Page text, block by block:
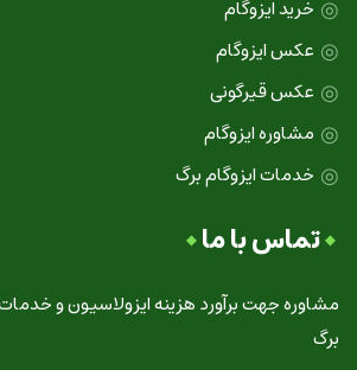
خرید ایزوگام
عکس ایزوگام
عکس قیرگونی
مشاوره ایزوگام
خدمات ایزوگام برگ
تماس با ما
مشاوره جهت برآورد هزینه ایزولاسیون و
برگ